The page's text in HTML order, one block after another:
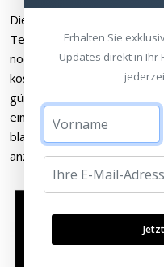
Die zweite Besonderheit
Technik geschuldet: da
noch nicht in allen drei
kostengünstig produzieren
günstigen und
ein blaues Bild ein wenig
blauen Laserlichts dazu
anzuregen, um Grün und
Erhalten Sie
Updates direkt in Ihr